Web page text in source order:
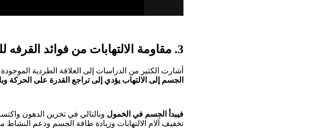
3. مقاومة الالتهابات من فوائد القرفه للتخسيس
أشارت الكثير من الدراسات إلى العلاقة الطردية
الجسم إلى الالتهاب يؤدي إلى تراجع القدرة على الحركة
فيبدأ الجسم في الخمول وبالتالي في تخزين الدهون
تخفيف آلام الالتهابات وزيادة طاقة الجسم ودعم النشاط